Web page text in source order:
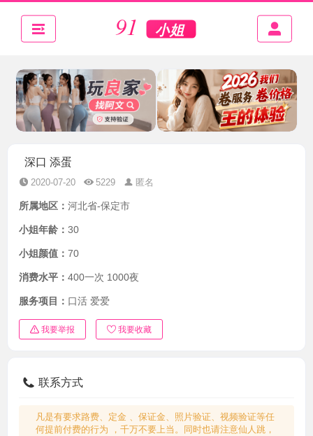
深口 添蛋
2020-07-20 5229 匿名
所属地区： 河北省-保定市
小姐年龄： 30
小姐颜值： 70
消费水平： 400一次 1000夜
服务项目： 口活 爱爱
我要举报 我要收藏
联系方式
凡是有要求路费、定金 、保证金、照片验证、视频验证等任
何提前付费的行为 ，千万不要上当。同时也请注意仙人跳，